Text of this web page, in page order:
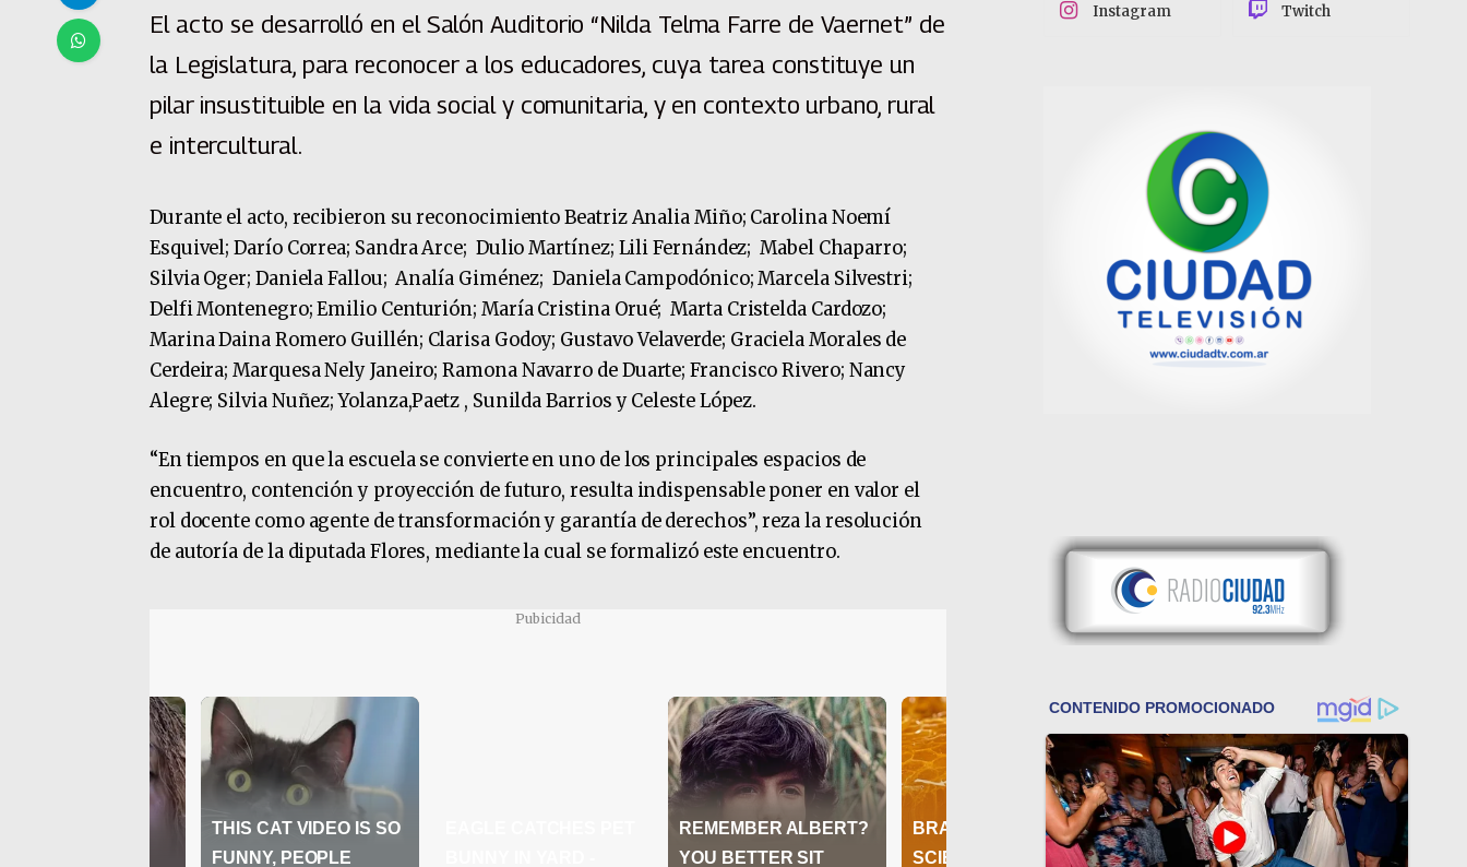
El acto se desarrolló en el Salón Auditorio “Nilda Telma Farre de Vaernet” de
la Legislatura, para reconocer a los educadores, cuya tarea constituye un
pilar insustituible en la vida social y comunitaria, y en contexto urbano, rural
e intercultural.
Durante el acto, recibieron su reconocimiento Beatriz Analia Miño; Carolina Noemí
Esquivel; Darío Correa; Sandra Arce; Dulio Martínez; Lili Fernández; Mabel Chaparro;
Silvia Oger; Daniela Fallou; Analía Giménez; Daniela Campodónico; Marcela Silvestri;
Delfi Montenegro; Emilio Centurión; María Cristina Orué; Marta Cristelda Cardozo;
Marina Daina Romero Guillén; Clarisa Godoy; Gustavo Velaverde; Graciela Morales de
Cerdeira; Marquesa Nely Janeiro; Ramona Navarro de Duarte; Francisco Rivero; Nancy
Alegre; Silvia Nuñez; Yolanza,Paetz , Sunilda Barrios y Celeste López.
“En tiempos en que la escuela se convierte en uno de los principales espacios de
encuentro, contención y proyección de futuro, resulta indispensable poner en valor el
rol docente como agente de transformación y garantía de derechos”, reza la resolución
de autoría de la diputada Flores, mediante la cual se formalizó este encuentro.
Pubicidad
Instagram Twitch